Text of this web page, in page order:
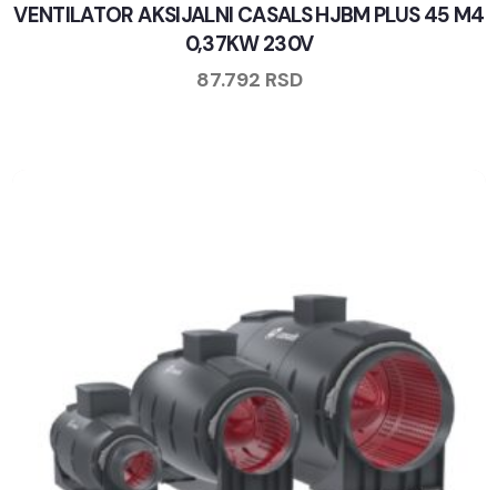
VENTILATOR AKSIJALNI CASALS HJBM PLUS 45 M4
0,37KW 230V
87.792 RSD